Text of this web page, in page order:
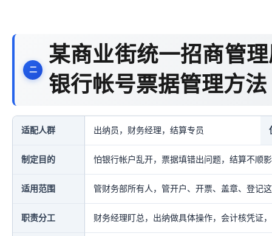
某商业街统一招商管
银行帐号票据管理方法
适配人群 出纳员，财务经理，结算专员
制定目的 怕银行帐户乱开，票据填错出问题，结算不顺
适用范围 管财务部所有人，管开户、开票、盖章、登记
职责分工 财务经理盯总，出纳做具体操作，会计核凭证